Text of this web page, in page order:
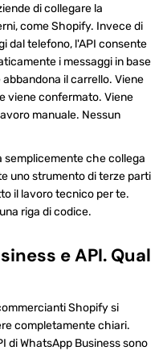
di collegare la
come Shopify. Invece di
dal telefono, l'API consente
i messaggi in base
il carrello. Viene
viene confermato. Viene
manuale. Nessun
semplicemente che collega
uno strumento di terze parti
il lavoro tecnico per te.
riga di codice.
e API. Qual
Shopify si
completamente chiari.
di WhatsApp Business sono